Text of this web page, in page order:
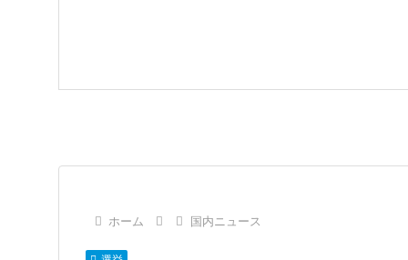
ホーム 国内ニュース